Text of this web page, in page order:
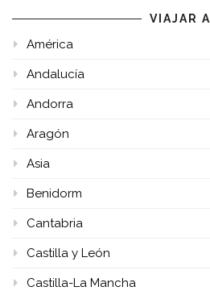
VIAJAR A
América
Andalucía
Andorra
Aragón
Asia
Benidorm
Cantabria
Castilla y León
Castilla-La Mancha